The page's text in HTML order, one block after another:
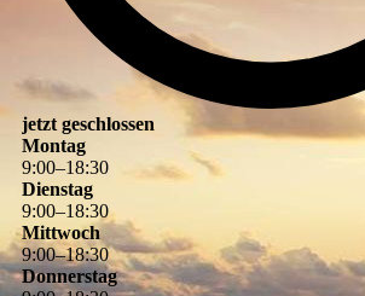
jetzt geschlossen
Montag
9:00–18:30
Dienstag
9:00–18:30
Mittwoch
9:00–18:30
Donnerstag